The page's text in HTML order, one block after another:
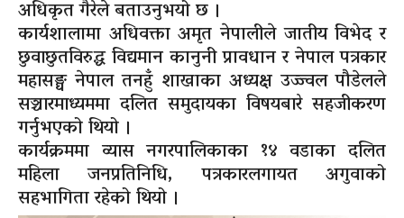
अधिकृत गैरेले बताउनुभयो छ ।
कार्यशालामा अधिवक्ता अमृत नेपालीले जातीय विभेद र
छुवाछुतविरुद्ध विद्यमान कानुनी प्रावधान र नेपाल पत्रकार
महासङ्घ नेपाल तनहुँ शाखाका अध्यक्ष उज्ज्वल पौडेलले
सञ्चारमाध्यममा दलित समुदायका विषयबारे सहजीकरण
गर्नुभएको थियो ।
कार्यक्रममा व्यास नगरपालिकाका १४ वडाका दलित
महिला जनप्रतिनिधि, पत्रकारलगायत अगुवाको
सहभागिता रहेको थियो ।